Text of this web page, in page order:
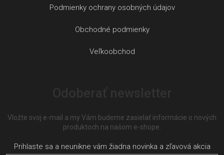
Podmienky ochrany osobných údajov
Obchodné podmienky
Veľkoobchod
Vložte svoj e-mail a my Vám budeme zasielať informácie o nových
produktoch na našom e-shope.